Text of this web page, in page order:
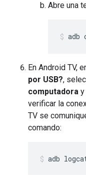
Abre una
adb
En Android TV,
por USB?,
computadora y
verificar la
TV se
comando:
adb